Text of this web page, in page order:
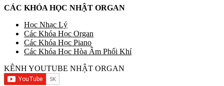
CÁC KHÓA HỌC NHẬT ORGAN
Học Nhạc Lý
Các Khóa Học Organ
Các Khóa Học Piano
Các Khóa Học Hòa Âm Phối Khí
KÊNH YOUTUBE NHẬT ORGAN